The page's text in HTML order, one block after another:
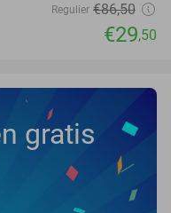
Regulier €86,50
€29,50
gratis